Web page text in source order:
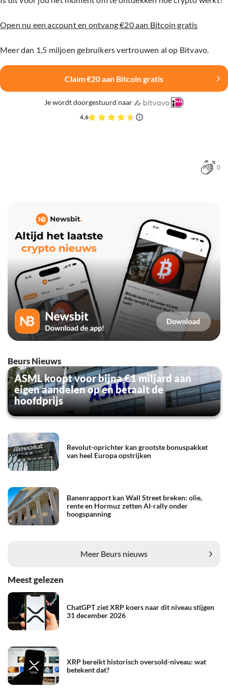
Open nu een account en ontvang €20 aan Bitcoin gratis
Meer dan 1,5 miljoen gebruikers vertrouwen al op Bitvavo.
Claim €20 aan Bitcoin gratis
Je wordt doorgestuurd naar
4,6
0
Beurs Nieuws
ASML koopt voor bijna €1 miljard aan
eigen aandelen op en betaalt de
hoofdprijs
Revolut-oprichter kan grootste bonuspakket
van heel Europa opstrijken
Banenrapport kan Wall Street breken: olie,
rente en Hormuz zetten AI-rally onder
hoogspanning
Meer Beurs nieuws
Meest gelezen
ChatGPT ziet XRP koers naar dit niveau stijgen
31 december 2026
XRP bereikt historisch oversold-niveau: wat
betekent dat?